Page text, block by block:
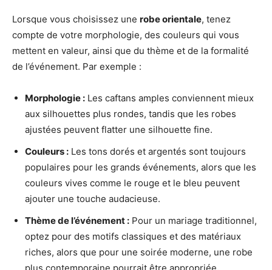
Lorsque vous choisissez une robe orientale, tenez
compte de votre morphologie, des couleurs qui vous
mettent en valeur, ainsi que du thème et de la formalité
de l’événement. Par exemple :
Morphologie : Les caftans amples conviennent mieux
aux silhouettes plus rondes, tandis que les robes
ajustées peuvent flatter une silhouette fine.
Couleurs : Les tons dorés et argentés sont toujours
populaires pour les grands événements, alors que les
couleurs vives comme le rouge et le bleu peuvent
ajouter une touche audacieuse.
Thème de l’événement : Pour un mariage traditionnel,
optez pour des motifs classiques et des matériaux
riches, alors que pour une soirée moderne, une robe